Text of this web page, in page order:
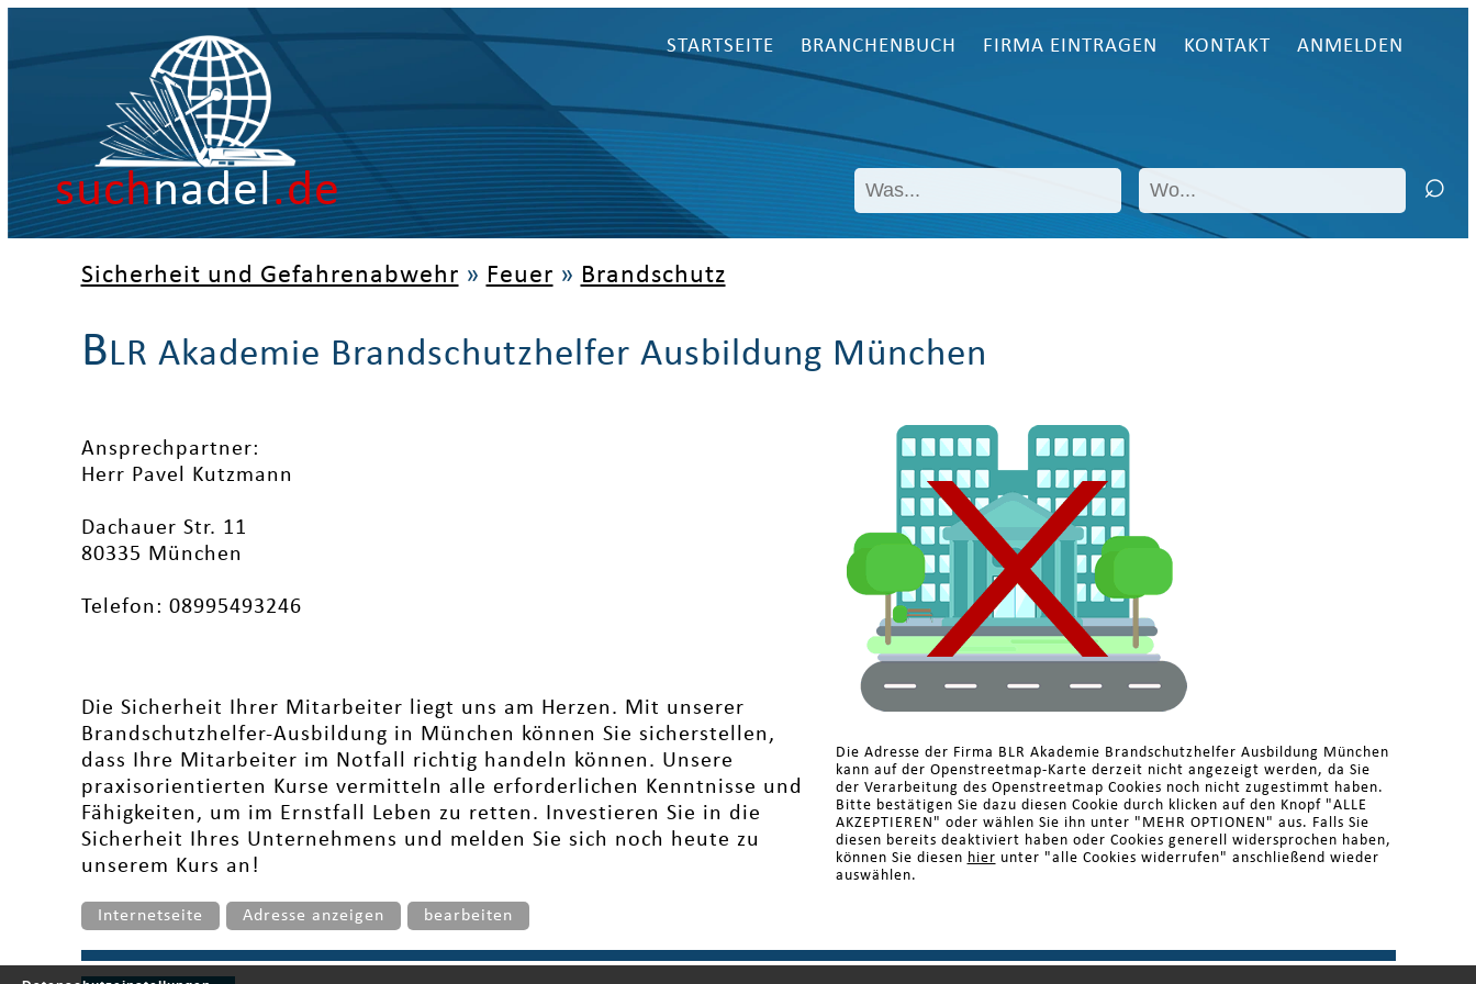
suchnadel.de
STARTSEITE BRANCHENBUCH FIRMA EINTRAGEN KONTAKT ANMELDEN
Sicherheit und Gefahrenabwehr » Feuer » Brandschutz
BLR Akademie Brandschutzhelfer Ausbildung München
Ansprechpartner:
Herr Pavel Kutzmann
Dachauer Str. 11
80335 München
Telefon: 08995493246
Die Sicherheit Ihrer Mitarbeiter liegt uns am Herzen. Mit unserer
Brandschutzhelfer-Ausbildung in München können Sie sicherstellen,
dass Ihre Mitarbeiter im Notfall richtig handeln können. Unsere
praxisorientierten Kurse vermitteln alle erforderlichen Kenntnisse und
Fähigkeiten, um im Ernstfall Leben zu retten. Investieren Sie in die
Sicherheit Ihres Unternehmens und melden Sie sich noch heute zu
unserem Kurs an!
Internetseite Adresse anzeigen bearbeiten
Die Adresse der Firma BLR Akademie Brandschutzhelfer Ausbildung München
kann auf der Openstreetmap-Karte derzeit nicht angezeigt werden, da Sie
der Verarbeitung des Openstreetmap Cookies noch nicht zugestimmt haben.
Bitte bestätigen Sie dazu diesen Cookie durch klicken auf den Knopf "ALLE
AKZEPTIEREN" oder wählen Sie ihn unter "MEHR OPTIONEN" aus. Falls Sie
diesen bereits deaktiviert haben oder Cookies generell widersprochen haben,
können Sie diesen hier unter "alle Cookies widerrufen" anschließend wieder
auswählen.